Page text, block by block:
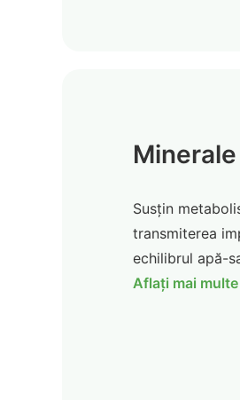
Minerale
Susțin
transmiterea
echilibrul apă-
Aflați mai multe